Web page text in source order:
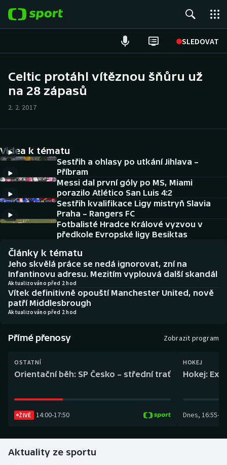
SLEDOVAT
Hokej
Cyklistika
DALŠÍ SPORTY
Americký fotbal
Baseball a softbal
Basketbal
Biatlon
Boby a skeleton
Box
Curling
Golf
NEPŘEHLÉDNĚTE
Historické návraty
Aplikace ČT sport
AZ kvíz
Celtic protáhl vítěznou šňůru už
na 28 zápasů
2. 2. 2017
Videa k tématu
Sestřih a ohlasy po utkání Jihlava –
Příbram
Messi dal první góly po MS, Miami
porazilo Atlético San Luis 4:2
Sestřih kvalifikace Ligy mistryň Slavia
Praha – Rangers FC
Fotbalisté Hradce Králové vyzvou v
předkole Evropské ligy Besiktas
Články k tématu
Jeho skvělá práce se nedá ignorovat, zní na
Infantinovu adresu. Mezitím vyplouvá další skandál
Aktualizováno před 2 hod
Vítek definitivně opouští Manchester United, nově
patří Middlesbrough
Aktualizováno před 2 hod
Přímé přenosy Zobrazit program
OSTATNÍ
Orientační běh: SP Česko – střední trať
ŽIVĚ 14:00-17:50
HOKEJ
Hokej:
Dnes, 16:55-
Aktuality ze sportu